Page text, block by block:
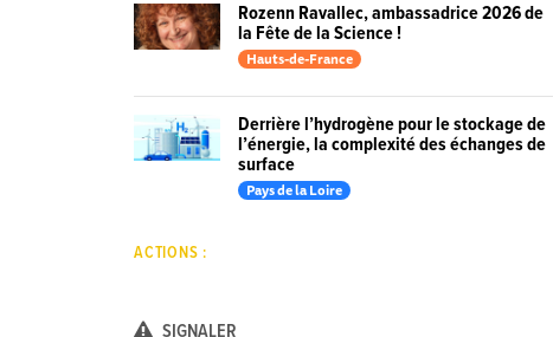
Rozenn Ravallec, ambassadrice 2026 de
la Fête de la Science !
Hauts-de-France
Derrière l’hydrogène pour le stockage de
l’énergie, la complexité des échanges de
surface
Pays de la Loire
ACTIONS :
SIGNALER